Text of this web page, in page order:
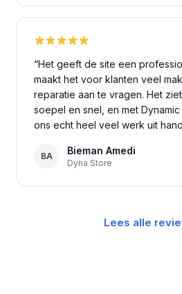
“Het geeft de site een
maakt het voor klanten veel
reparatie aan te vragen. Het
soepel en snel, en met
ons echt heel veel werk uit
BA Bieman Amedi
Dyna Store
Lees alle